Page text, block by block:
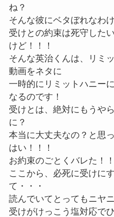
ね？
そんな彼にベタぼれなわ
受けとの約束は死守した
けど！！！
そんな英治くんは、リミ
動画をネタに
一時的にリミットハニー
なるのです！
受けとは、絶対にもうや
に？
本当に大丈夫なの？と思
はい！！！
お約束のごとくバレた！
ここから、必死に受けに
て・・・
読んでいてとってもニヤ
受けがけっこう塩対応で